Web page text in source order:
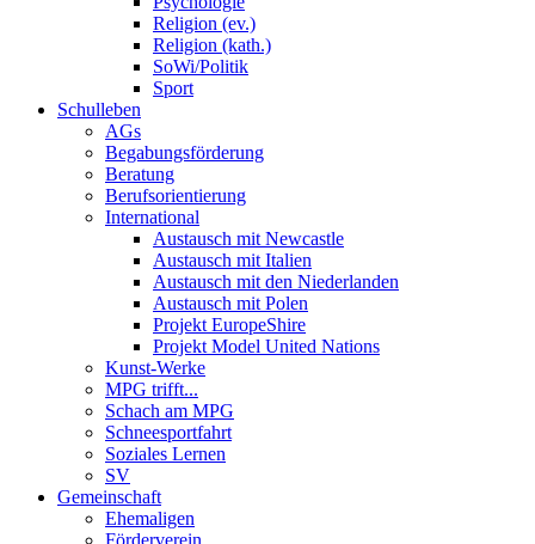
Religion (ev.)
Religion (kath.)
SoWi/Politik
Sport
Schulleben
AGs
Begabungsförderung
Beratung
Berufsorientierung
International
Austausch mit Newcastle
Austausch mit Italien
Austausch mit den Niederlanden
Austausch mit Polen
Projekt EuropeShire
Projekt Model United Nations
Kunst-Werke
MPG trifft...
Schach am MPG
Schneesportfahrt
Soziales Lernen
SV
Gemeinschaft
Ehemaligen
Förderverein